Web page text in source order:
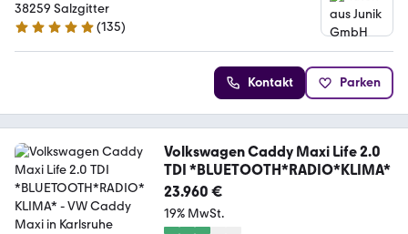
38259 Salzgitter
4.9 Sterne
(135)
Kontakt Parken
Volkswagen Caddy Maxi Life 2.0
TDI *BLUETOOTH*RADIO*KLIMA*
23.960 €
19% MwSt.